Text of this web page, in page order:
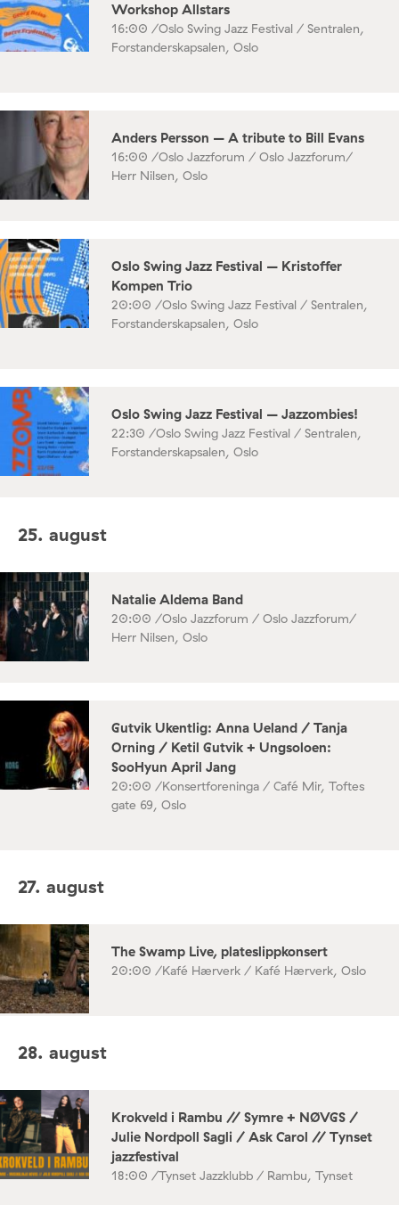
Workshop Allstars
16:00 /Oslo Swing Jazz Festival / Sentralen,
Forstanderskapsalen, Oslo
Anders Persson – A tribute to Bill Evans
16:00 /Oslo Jazzforum / Oslo Jazzforum/
Herr Nilsen, Oslo
Oslo Swing Jazz Festival – Kristoffer
Kompen Trio
20:00 /Oslo Swing Jazz Festival / Sentralen,
Forstanderskapsalen, Oslo
Oslo Swing Jazz Festival – Jazzombies!
22:30 /Oslo Swing Jazz Festival / Sentralen,
Forstanderskapsalen, Oslo
25. august
Natalie Aldema Band
20:00 /Oslo Jazzforum / Oslo Jazzforum/
Herr Nilsen, Oslo
Gutvik Ukentlig: Anna Ueland / Tanja
Orning / Ketil Gutvik + Ungsoloen:
SooHyun April Jang
20:00 /Konsertforeninga / Café Mir, Toftes
gate 69, Oslo
27. august
The Swamp Live, plateslippkonsert
20:00 /Kafé Hærverk / Kafé Hærverk, Oslo
28. august
Krokveld i Rambu // Symre + NØVGS /
Julie Nordpoll Sagli / Ask Carol // Tynset
jazzfestival
18:00 /Tynset Jazzklubb / Rambu, Tynset